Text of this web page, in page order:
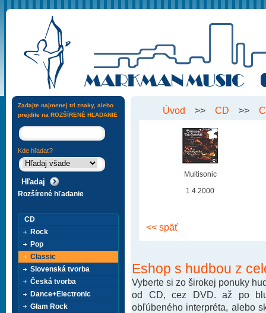
Úvod >> CD >>
Multisonic
1.4.2000
<< späť
Eshop s hudbou z
Vyberte si zo širokej ponuky
od CD, cez DVD. až po
obľúbeného interpréta, alebo
Zadajte najmenej tri znaky, alebo
prejdite na ROZŠÍRENÉ HĽADANIE
Kde hľadať?
Rozšírené hľadanie
CD
Rock
Pop
Classic
Slovenská tvorba
Česká tvorba
Dance+Electronic
Glam Rock